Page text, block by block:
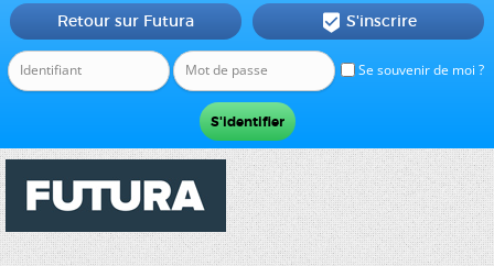
Se souvenir de moi ?
Retour sur Futura  S'inscrire